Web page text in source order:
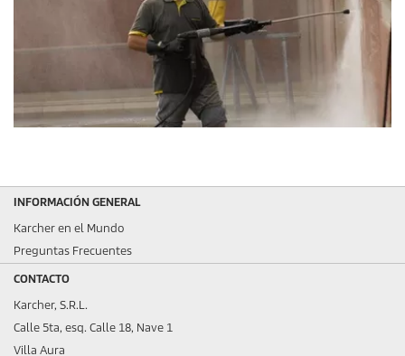
INFORMACIÓN GENERAL
Karcher en el Mundo
Preguntas Frecuentes
CONTACTO
Karcher, S.R.L.
Calle 5ta, esq. Calle 18, Nave 1
Villa Aura